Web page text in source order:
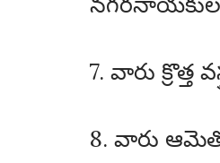
7. వారు
8. వారు